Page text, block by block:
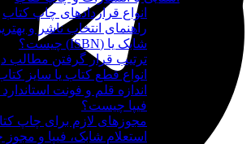
انواع قراردادهای چاپ کتاب
راهنمای انتخاب ناشر و
شابک یا (ISBN) چیست؟
ترتیب قرار گرفتن مطالب
انواع قطع کتاب یا سایز
اندازه قلم و فونت
فیپا چیست؟
مجوزهای لازم برای چاپ
استعلام شابک، فیپا و